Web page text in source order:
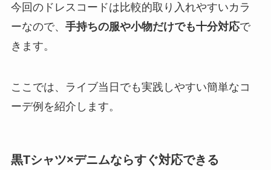
今回のドレスコードは比較的取り入れやすいカラ
ーなので、 手持ちの服や小物だけでも十分対応で
きます。
ここでは、ライブ当日でも実践しやすい簡単なコ
ーデ例を紹介します。
黒Tシャツ×デニムならすぐ対応できる